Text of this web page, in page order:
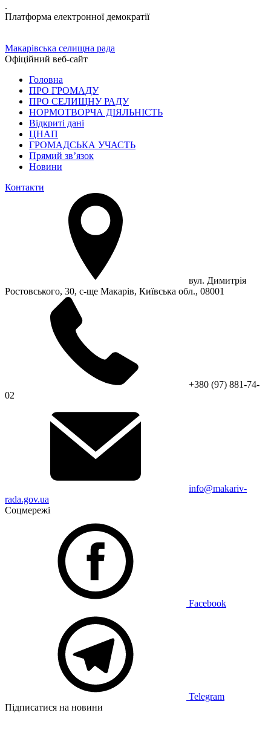
.
Платформа електронної демократії
Макарівська селищна рада
Офіційний веб-сайт
Головна
ПРО ГРОМАДУ
ПРО СЕЛИЩНУ РАДУ
НОРМОТВОРЧА ДІЯЛЬНІСТЬ
Відкриті дані
ЦНАП
ГРОМАДСЬКА УЧАСТЬ
Прямий зв’язок
Новини
Контакти
вул. Димитрія
Ростовського, 30, с-ще Макарів, Київська обл., 08001
+380 (97) 881-74-
02
info@makariv-
rada.gov.ua
Соцмережі
Facebook
Telegram
Підписатися на новини